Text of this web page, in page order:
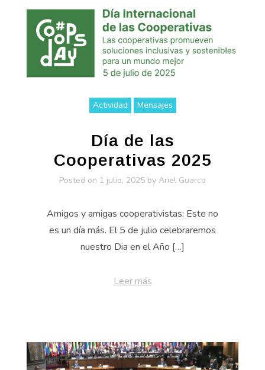
Actividad Mensajes
Día de las
Cooperativas 2025
Posted on 1 julio, 2025 by Ariel Guarco
Amigos y amigas cooperativistas: Este no
es un día más. El 5 de julio celebraremos
nuestro Dia en el Año […]
Leer más